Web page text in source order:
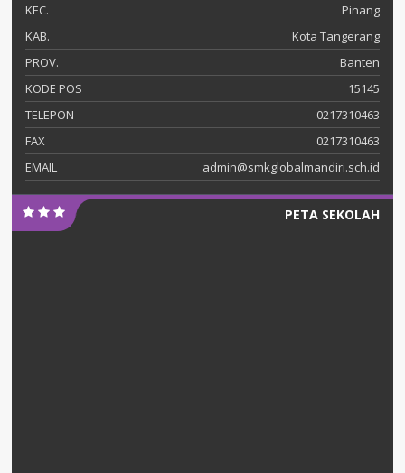
KEC.
Pinang
KAB.
Kota Tangerang
PROV.
Banten
KODE POS
15145
TELEPON
0217310463
FAX
0217310463
EMAIL
admin@smkglobalmandiri.sch.id
PETA SEKOLAH